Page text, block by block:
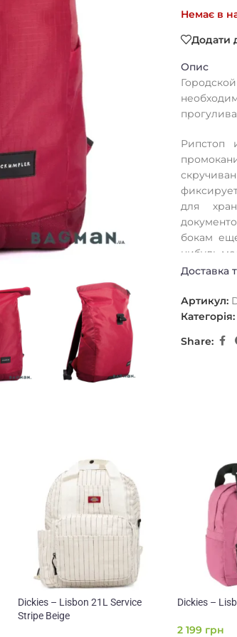
Немає в
Додати
Опис
Рипстоп
для
бокам
нибудь
именно
ручку.
Доставка
Артикул:
Категорія:
Share:
Dickies – Lisbon 21L Service
Stripe Beige
Dickies –
2 199 грн